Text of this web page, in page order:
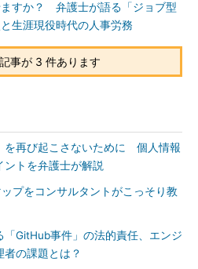
ますか？ 弁護士が語る「ジョブ型
生涯現役時代の人事労務
事が 3 件あります
を再び起こさないために 個人情報
ントを弁護士が解説
プをコンサルタントがこっそり教
「GitHub事件」の法的責任、エンジ
者の課題とは？